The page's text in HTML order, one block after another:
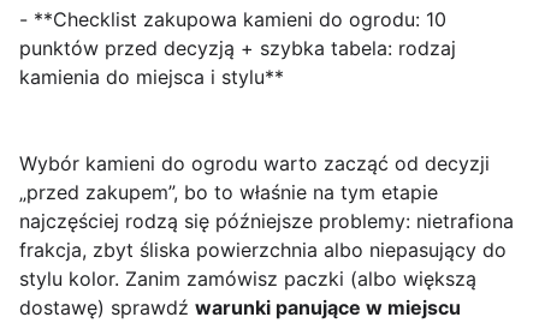
- **Checklist zakupowa kamieni do ogrodu: 10
punktów przed decyzją + szybka tabela: rodzaj
kamienia do miejsca i stylu**
Wybór kamieni do ogrodu warto zacząć od decyzji
„przed zakupem”, bo to właśnie na tym etapie
najczęściej rodzą się późniejsze problemy: nietrafiona
frakcja, zbyt śliska powierzchnia albo niepasujący do
stylu kolor. Zanim zamówisz paczki (albo większą
dostawę) sprawdź warunki panujące w miejscu